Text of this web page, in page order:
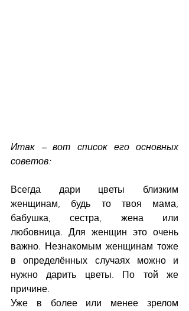
Итак – вот список его основных
советов:
Всегда дари цветы близким
женщинам, будь то твоя мама,
бабушка, сестра, жена или
любовница. Для женщин это очень
важно. Незнакомым женщинам тоже
в определённых случаях можно и
нужно дарить цветы. По той же
причине.
Уже в более или менее зрелом